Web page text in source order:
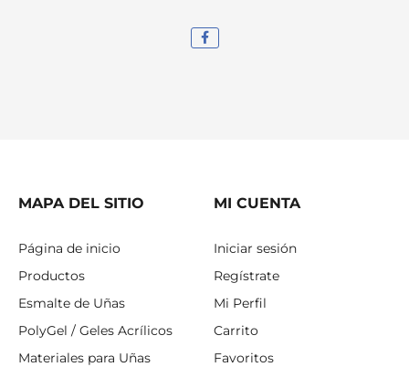
MAPA DEL SITIO
Página de inicio
Productos
Esmalte de Uñas
PolyGel / Geles Acrílicos
Materiales para Uñas
MI CUENTA
Iniciar sesión
Regístrate
Mi Perfil
Carrito
Favoritos